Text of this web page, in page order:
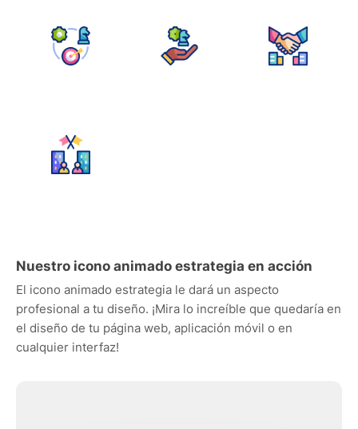
Nuestro icono animado estrategia en acción
El icono animado estrategia le dará un aspecto
profesional a tu diseño. ¡Mira lo increíble que quedaría en
el diseño de tu página web, aplicación móvil o en
cualquier interfaz!